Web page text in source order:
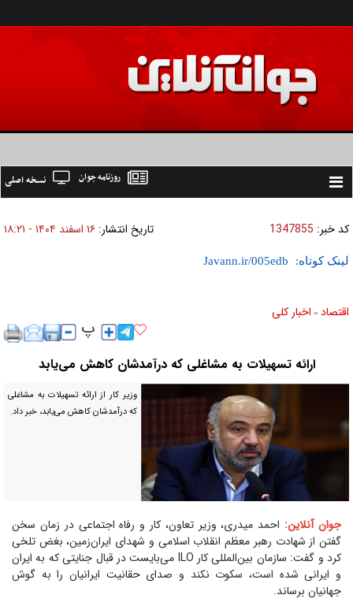
Toggle
نسخه اصلی روزنامه جوان
کد خبر: 1347855 تاریخ انتشار: ۱۶ اسفند ۱۴۰۴ - ۱۸:۲۱
لینک کوتاه:
اقتصاد » اخبار کلی
ارائه تسهیلات به مشاغلی که درآمدشان کاهش می‌یابد
وزیر کار از ارائه تسهیلات به مشاغلی
که درآمدشان کاهش می‌یابد، خبر داد.
جوان آنلاین: احمد میدری، وزیر تعاون، کار و رفاه اجتماعی در زمان سخن
گفتن از شهادت رهبر معظم انقلاب اسلامی و شهدای ایران‌زمین، بغض تلخی
کرد و گفت: سازمان بین‌المللی کار ILO می‌بایست در قبال جنایتی که به ایران
و ایرانی شده است، سکوت نکند و صدای حقانیت ایرانیان را به گوش
جهانیان برساند.